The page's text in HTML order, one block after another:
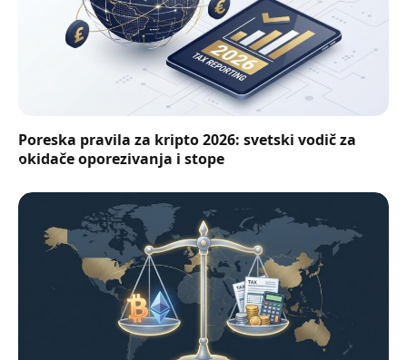
Poreska pravila za kripto 2026: svetski vodič za
okidače oporezivanja i stope